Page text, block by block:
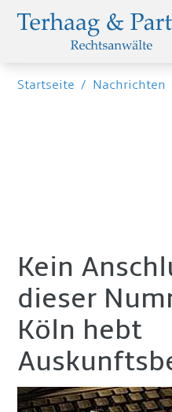
Startseite / Nachrichten
Kein
dieser
Köln hebt